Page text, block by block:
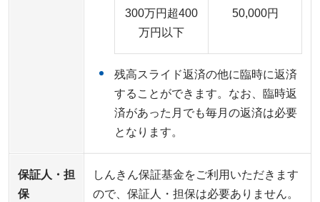
300万円超400
万円以下
50,000円
残高スライド返済の他に臨時に返済
することができます。なお、臨時返
済があった月でも毎月の返済は必要
となります。
保証人・担
保
しんきん保証基金をご利用いただきます
ので、保証人・担保は必要ありません。